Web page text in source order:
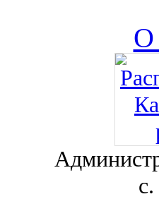
О